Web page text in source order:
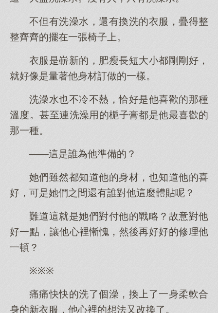
不但有洗澡水，還有換洗的衣服，疊得整
整齊齊的擺在一張椅子上。
衣服是嶄新的，肥瘦長短大小都剛剛好，
就好像是量著他身材訂做的一樣。
洗澡水也不冷不熱，恰好是他喜歡的那種
溫度。甚至連洗澡用的梔子膏都是他最喜歡的
那一種。
——這是誰為他準備的？
她們雖然都知道他的身材，也知道他的喜
好，可是她們之間還有誰對他這麼體貼呢？
難道這就是她們對付他的戰略？故意對他
好一點，讓他心裡慚愧，然後再好好的修理他
一頓？
※※※
痛痛快快的洗了個澡，換上了一身柔軟合
身的新衣服，他心裡的想法又改換了。